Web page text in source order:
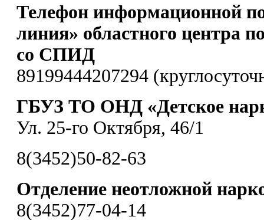
Телефон информационной
линия» областного центра
со СПИД
89199444207294
ГБУЗ ТО ОНД «Детское
Ул. 25-го Октября, 46/1
8(3452)50-82-63
Отделение неотложной
8(3452)77-04-14